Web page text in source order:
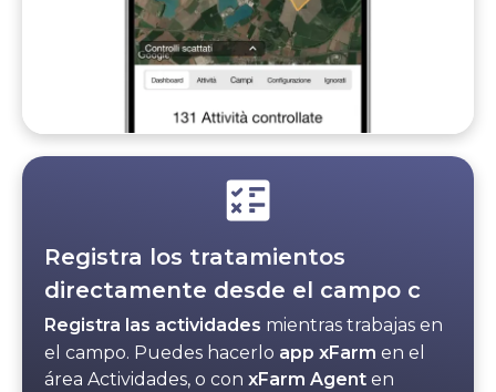
Registra los tratamientos
directamente desde el campo c
Registra las actividades mientras trabajas en
el campo. Puedes hacerlo app xFarm en el
área Actividades, o con xFarm Agent en